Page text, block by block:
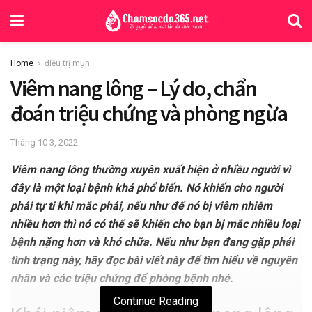
Home điều trị mụn
Viêm nang lông – Lý do, chẩn
đoán triệu chứng và phòng ngừa
Tháng 10 3, 2022
Viêm nang lông thường xuyên xuất hiện ở nhiều người vì
đây là một loại bệnh khá phổ biến. Nó khiến cho người
phải tự ti khi mắc phải, nếu như để nó bị viêm nhiễm
nhiều hơn thì nó có thể sẽ khiến cho bạn bị mắc nhiều loại
bệnh nặng hơn và khó chữa. Nếu như bạn đang gặp phải
tình trạng này, hãy đọc bài viết này để tìm hiểu về nguyên
nhân và các triệu chứng để phòng bệnh nhé.
Continue Reading